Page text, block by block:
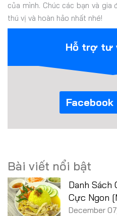
của mình. Chúc các bạn và
thú vị và hoàn hảo nhất nhé!
Hỗ trợ tư
Facebook
Bài viết nổi bật
Danh Sách
Cực Ngon
December